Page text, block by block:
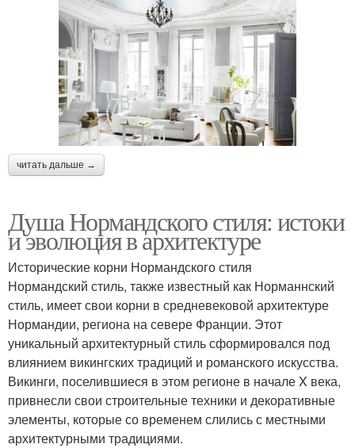
читать дальше →
Душа Нормандского стиля: истоки
и эволюция в архитектуре
Исторические корни Нормандского стиля
Нормандский стиль, также известный как Норманнский
стиль, имеет свои корни в средневековой архитектуре
Нормандии, региона на севере Франции. Этот
уникальный архитектурный стиль сформировался под
влиянием викингских традиций и романского искусства.
Викинги, поселившиеся в этом регионе в начале X века,
привнесли свои строительные техники и декоративные
элементы, которые со временем слились с местными
архитектурными традициями.